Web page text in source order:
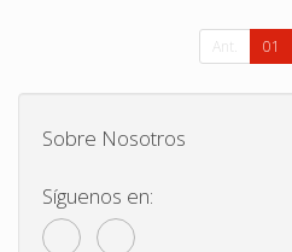
Ant. 01
Sobre Nosotros
Síguenos en: